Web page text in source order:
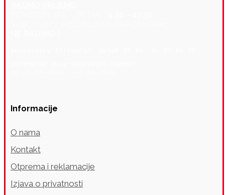
Informacije
O nama
Kontakt
Otprema i reklamacije
Izjava o privatnosti